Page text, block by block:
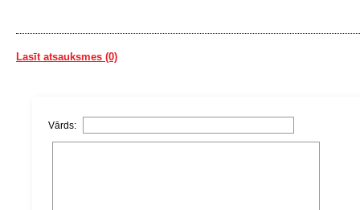
Lasīt atsauksmes (0)
Vārds: